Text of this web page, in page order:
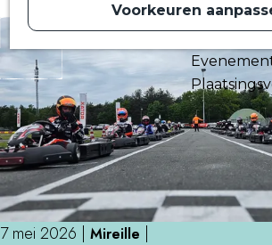
Voorkeuren e
Routes
7 mei 2026 | Mireille |